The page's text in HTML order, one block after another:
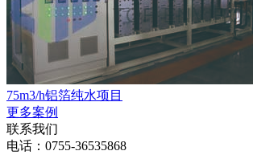
75m3/h铝箔纯水项目
更多案例
联系我们
电话：0755-36535868